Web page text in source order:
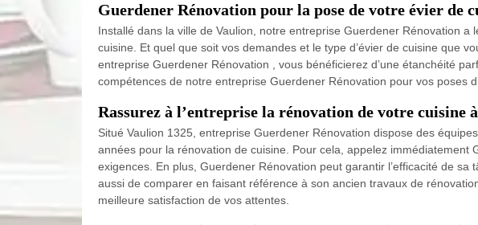
Guerdener Rénovation pour la pose de votre évier de
Installé dans la ville de Vaulion, notre entreprise Guerdener Rénovation
cuisine. Et quel que soit vos demandes et le type d’évier de cuisine que
entreprise Guerdener Rénovation , vous bénéficierez d’une étanchéité
compétences de notre entreprise Guerdener Rénovation pour vos poses
Rassurez à l’entreprise la rénovation de votre cuisine
Situé Vaulion 1325, entreprise Guerdener Rénovation dispose des
années pour la rénovation de cuisine. Pour cela, appelez
exigences. En plus, Guerdener Rénovation peut garantir l’efficacité de
aussi de comparer en faisant référence à son ancien travaux de
meilleure satisfaction de vos attentes.